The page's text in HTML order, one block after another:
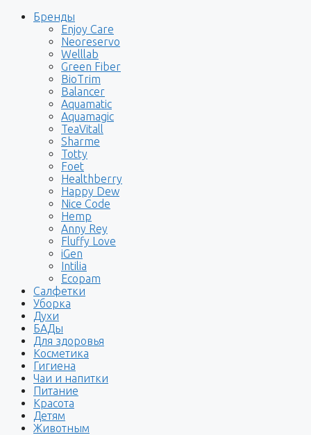
Бренды
Enjoy Care
Neoreservo
Welllab
Green Fiber
BioTrim
Balancer
Aquamatic
Aquamagic
TeaVitall
Sharme
Totty
Foet
Healthberry
Happy Dew
Nice Code
Hemp
Anny Rey
Fluffy Love
iGen
Intilia
Ecopam
Салфетки
Уборка
Духи
БАДы
Для здоровья
Косметика
Гигиена
Чаи и напитки
Питание
Красота
Детям
Животным